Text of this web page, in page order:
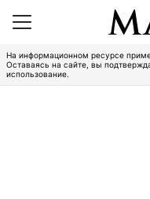
На информационном ресурсе
Оставаясь на сайте, вы
использование.